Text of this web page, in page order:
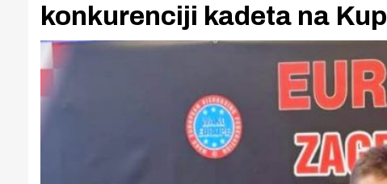
konkurenciji kadeta na